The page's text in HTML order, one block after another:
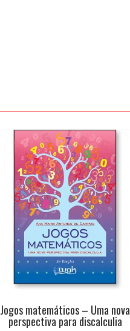
Jogos matemáticos – Uma nova
perspectiva para discalculia